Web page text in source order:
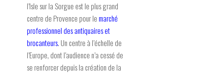
l’Isle sur la Sorgue est le plus grand
centre de Provence pour lemarché
professionnel des antiquaires et
brocanteurs. Un centre à l’échelle de
l’Europe, dont l’audience n’a cessé de
se renforcer depuis la création de la